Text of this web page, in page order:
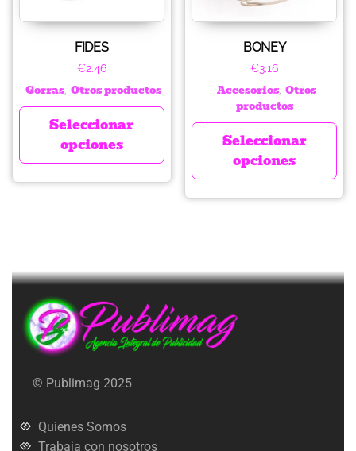
FIDES
€2.46
Gorras Otros productos
Seleccionar
opciones
BONEY
€3.16
Accesorios, Otros
productos
Seleccionar
opciones
© Publimag 2025
Quienes Somos
Trabaja con nosotros